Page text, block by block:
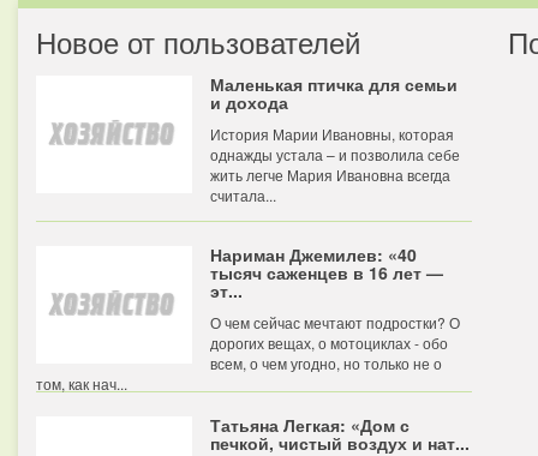
Новое от пользователей
Маленькая птичка для семьи
и дохода
История Марии Ивановны, которая
однажды устала – и позволила себе
жить легче Мария Ивановна всегда
считала...
Нариман Джемилев: «40
тысяч саженцев в 16 лет —
эт...
О чем сейчас мечтают подростки? О
дорогих вещах, о мотоциклах - обо
всем, о чем угодно, но только не о
том, как нач...
Татьяна Легкая: «Дом с
печкой, чистый воздух и нат...